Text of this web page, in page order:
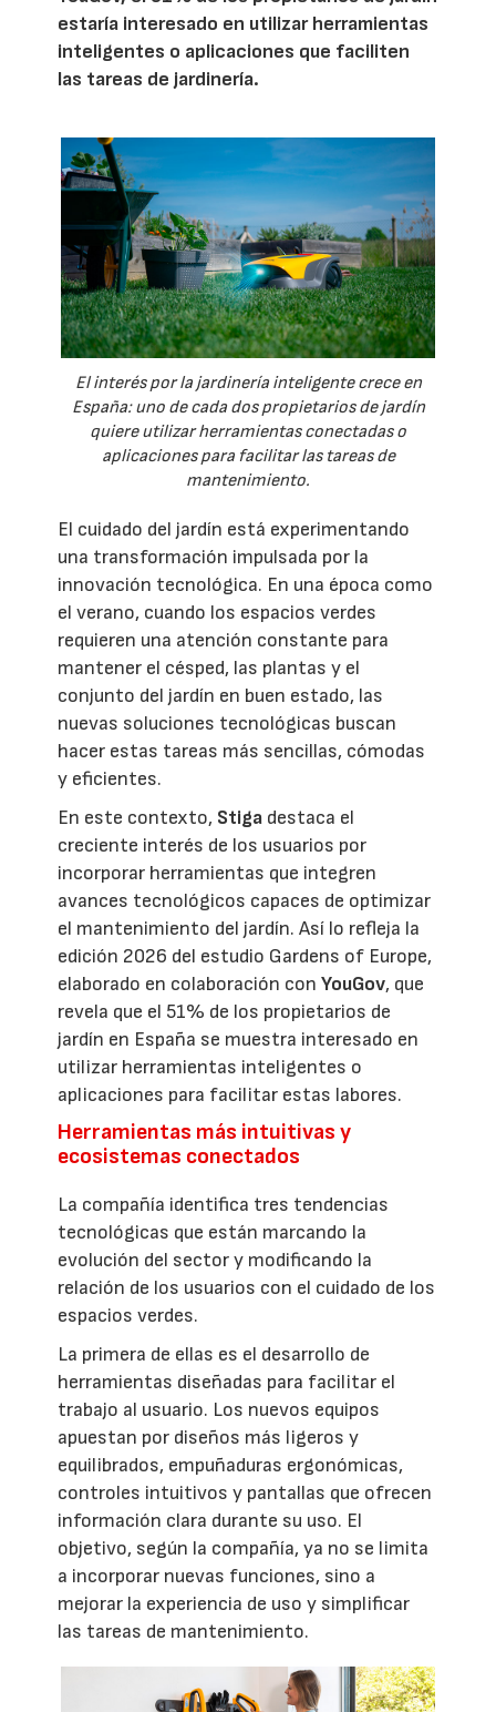
estaría interesado en utilizar herramientas
inteligentes o aplicaciones que faciliten
las tareas de jardinería.
El interés por la jardinería inteligente crece en
España: uno de cada dos propietarios de jardín
quiere utilizar herramientas conectadas o
aplicaciones para facilitar las tareas de
mantenimiento.
El cuidado del jardín está experimentando
una transformación impulsada por la
innovación tecnológica. En una época como
el verano, cuando los espacios verdes
requieren una atención constante para
mantener el césped, las plantas y el
conjunto del jardín en buen estado, las
nuevas soluciones tecnológicas buscan
hacer estas tareas más sencillas, cómodas
y eficientes.
En este contexto, Stiga destaca el
creciente interés de los usuarios por
incorporar herramientas que integren
avances tecnológicos capaces de optimizar
el mantenimiento del jardín. Así lo refleja la
edición 2026 del estudio Gardens of Europe,
elaborado en colaboración conYouGov, que
revela que el 51% de los propietarios de
jardín en España se muestra interesado en
utilizar herramientas inteligentes o
aplicaciones para facilitar estas labores.
Herramientas más intuitivas y
ecosistemas conectados
La compañía identifica tres tendencias
tecnológicas que están marcando la
evolución del sector y modificando la
relación de los usuarios con el cuidado de los
espacios verdes.
La primera de ellas es el desarrollo de
herramientas diseñadas para facilitar el
trabajo al usuario. Los nuevos equipos
apuestan por diseños más ligeros y
equilibrados, empuñaduras ergonómicas,
controles intuitivos y pantallas que ofrecen
información clara durante su uso. El
objetivo, según la compañía, ya no se limita
a incorporar nuevas funciones, sino a
mejorar la experiencia de uso y simplificar
las tareas de mantenimiento.